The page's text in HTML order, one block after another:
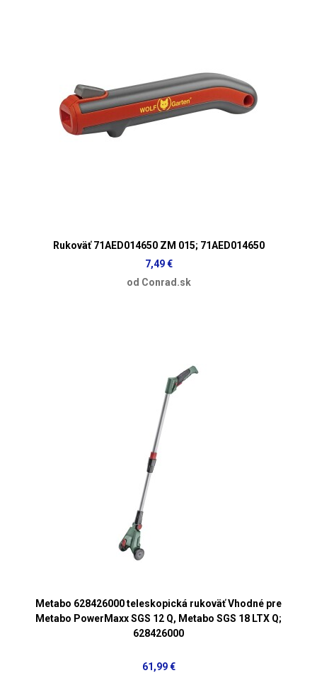
Rukoväť 71AED014650 ZM 015; 71AED014650
7,49 €
od Conrad.sk
Metabo 628426000 teleskopická rukoväť Vhodné pre
Metabo PowerMaxx SGS 12 Q, Metabo SGS 18 LTX Q;
628426000
61,99 €